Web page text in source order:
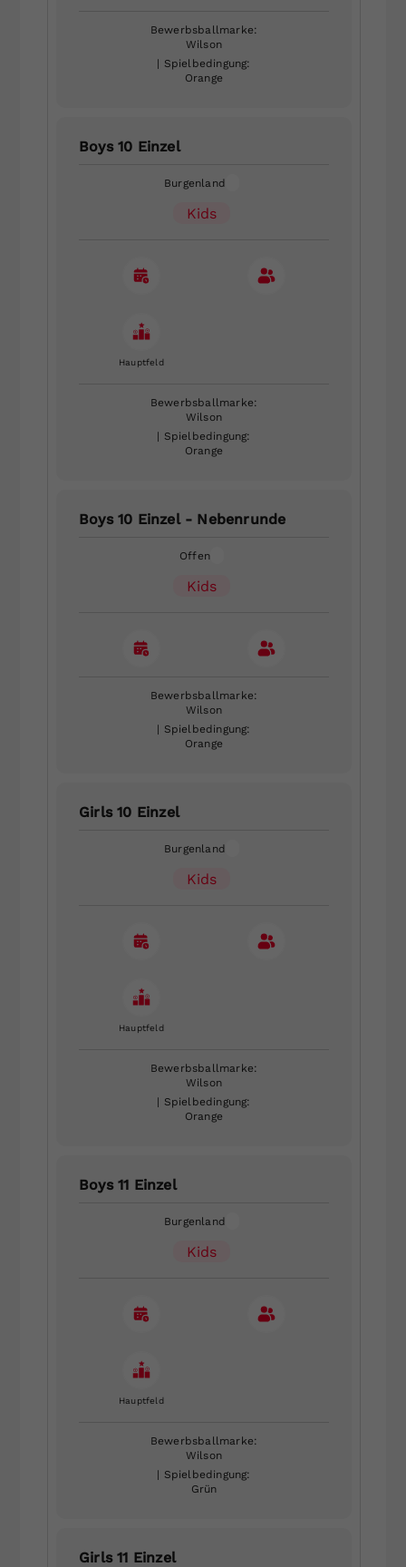
Bewerbsballmarke:
Wilson
| Spielbedingung:
Orange
Boys 10 Einzel
Burgenland
Kids
Hauptfeld
Bewerbsballmarke:
Wilson
| Spielbedingung:
Orange
Boys 10 Einzel - Nebenrunde
Offen
Kids
Bewerbsballmarke:
Wilson
| Spielbedingung:
Orange
Girls 10 Einzel
Burgenland
Kids
Hauptfeld
Bewerbsballmarke:
Wilson
| Spielbedingung:
Orange
Boys 11 Einzel
Burgenland
Kids
Hauptfeld
Bewerbsballmarke:
Wilson
| Spielbedingung:
Grün
Girls 11 Einzel